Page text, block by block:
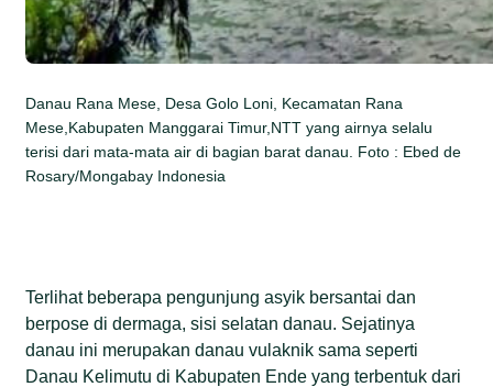
Danau Rana Mese, Desa Golo Loni, Kecamatan Rana
Mese,Kabupaten Manggarai Timur,NTT yang airnya selalu
terisi dari mata-mata air di bagian barat danau. Foto : Ebed de
Rosary/Mongabay Indonesia
Terlihat beberapa pengunjung asyik bersantai dan
berpose di dermaga, sisi selatan danau. Sejatinya
danau ini merupakan danau vulaknik sama seperti
Danau Kelimutu di Kabupaten Ende yang terbentuk dari